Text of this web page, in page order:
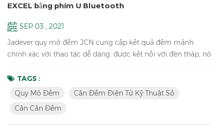
EXCEL bằng phím U Bluetooth
SEP 03 , 2021
Jadever quy mô đếm JCN cung cấp kết quả đếm mảnh
chính xác với thao tác dễ dàng. được kết nối với đèn tháp, nó
nhanh chóng các sản phẩm bạn bán. nó cũng có thể gửi dữ
liệu trọng lượng tới PC EXCEL bằng phím U Bluetooth. Đặc
năng ACAI dẫn đến số lượng mảnh chính xác hơn bằng cách
tăng tr...
TAGS :
Quy Mô Đếm
Cân Đếm Điện Tử Kỹ Thuật Số
Cân Cân Đếm